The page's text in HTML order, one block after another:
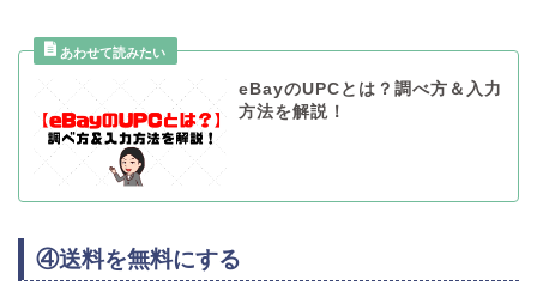
eBayのUPCとは？調べ方＆入力
方法を解説！
④送料を無料にする